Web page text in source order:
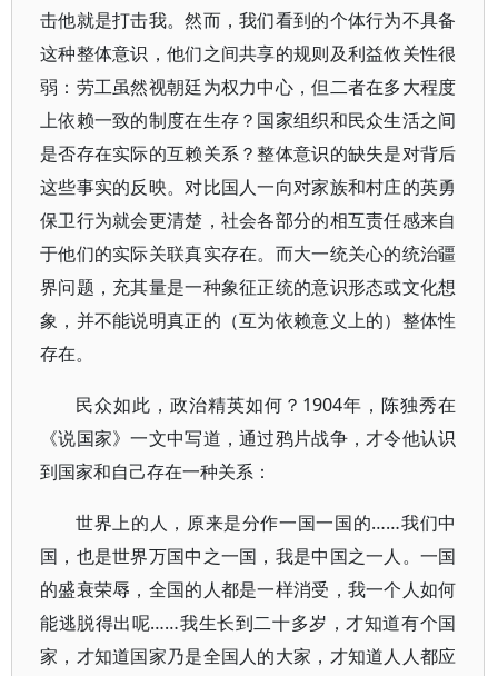
击他就是打击我。然而，我们看到的个体行为不具备
这种整体意识，他们之间共享的规则及利益攸关性很
弱：劳工虽然视朝廷为权力中心，但二者在多大程度
上依赖一致的制度在生存？国家组织和民众生活之间
是否存在实际的互赖关系？整体意识的缺失是对背后
这些事实的反映。对比国人一向对家族和村庄的英勇
保卫行为就会更清楚，社会各部分的相互责任感来自
于他们的实际关联真实存在。而大一统关心的统治疆
界问题，充其量是一种象征正统的意识形态或文化想
象，并不能说明真正的（互为依赖意义上的）整体性
存在。
民众如此，政治精英如何？1904年，陈独秀在
《说国家》一文中写道，通过鸦片战争，才令他认识
到国家和自己存在一种关系：
世界上的人，原来是分作一国一国的……我们中
国，也是世界万国中之一国，我是中国之一人。一国
的盛衰荣辱，全国的人都是一样消受，我一个人如何
能逃脱得出呢……我生长到二十多岁，才知道有个国
家，才知道国家乃是全国人的大家，才知道人人都应